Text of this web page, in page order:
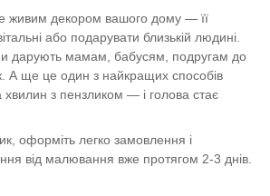
живим декором вашого дому — її
або подарувати близькій людині.
дарують мамам, бабусям, подругам до
А ще це один з найкращих способів
хвилин з пензликом — і голова стає
оформіть легко замовлення і
від малювання вже протягом 2-3 днів.